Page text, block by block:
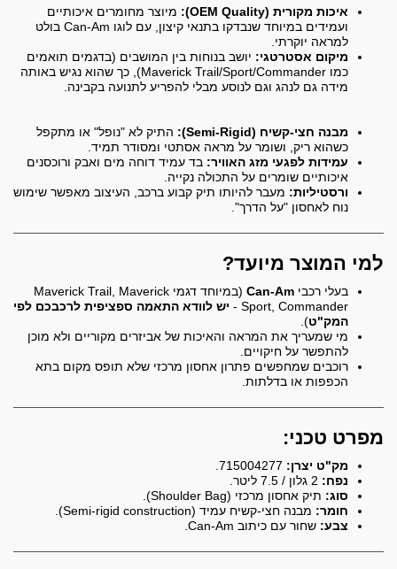
איכות מקורית (OEM Quality):
מיוצר מחומרים איכותיים
ועמידים במיוחד שנבדקו בתנאי קיצון, עם לוגו Can-Am בולט
למראה יוקרתי.
מיקום אסטרטגי:יושב בנוחות בין המושבים (בדגמים תואמים
כמו Maverick Trail/Sport/Commander), כך שהוא נגיש באותה
מידה גם לנהג וגם לנוסע מבלי להפריע לתנועה בקבינה.
מבנה חצי-קשיח (Semi-Rigid):
התיק לא "נופל" או מתקפל
כשהוא ריק, ושומר על מראה אסתטי ומסודר תמיד.
עמידות לפגעי מזג האוויר:בד עמיד דוחה מים ואבק ורוכסנים
איכותיים שומרים על התכולה נקייה.
ורסטיליות:מעבר להיותו תיק קבוע ברכב, העיצוב מאפשר שימוש
נוח לאחסון "על הדרך".
למי המוצר מיועד?
בעלי רכביCan-Am
(במיוחד דגמי Maverick Trail, Maverick
Sport, Commander -
יש לוודא התאמה ספציפית לרכבכם לפי
המק"ט).
מי שמעריך את המראה והאיכות של אביזרים מקוריים ולא מוכן
להתפשר על חיקויים.
רוכבים שמחפשים פתרון אחסון מרכזי שלא תופס מקום בתא
הכפפות או בדלתות.
מפרט טכני:
מק"ט יצרן:715004277.
נפח:2 גלון / 7.5 ליטר.
סוג:תיק אחסון מרכזי (Shoulder Bag).
חומר:מבנה חצי-קשיח עמיד (Semi-rigid construction).
צבע:שחור עם כיתוב Can-Am.